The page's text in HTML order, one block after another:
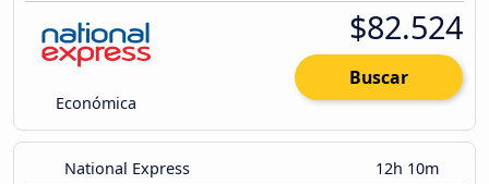
Económica
$82.524
Buscar
National Express 12h 10m